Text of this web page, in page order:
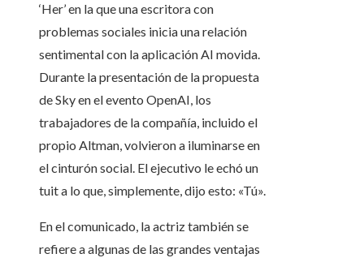
‘Her’ en la que una escritora con
problemas sociales inicia una relación
sentimental con la aplicación AI movida.
Durante la presentación de la propuesta
de Sky en el evento OpenAI, los
trabajadores de la compañía, incluido el
propio Altman, volvieron a iluminarse en
el cinturón social. El ejecutivo le echó un
tuit a lo que, simplemente, dijo esto: «Tú».
En el comunicado, la actriz también se
refiere a algunas de las grandes ventajas